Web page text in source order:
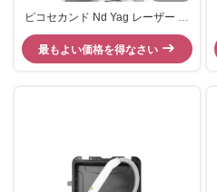
ピコセカンド Nd Yag レーザー 毛
皮除去 眉毛除去
最もよい価格を得なさい